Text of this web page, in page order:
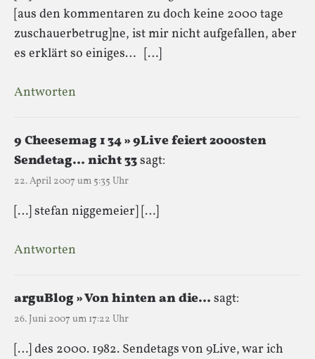
[aus den kommentaren zu doch keine 2000 tage
zuschauerbetrug]ne, ist mir nicht aufgefallen, aber
es erklärt so einiges… […]
Antworten
9 Cheesemag 1 34 » 9Live feiert 2000sten
Sendetag… nicht 33sagt:
22. April 2007 um 5:35 Uhr
[…] stefan niggemeier] […]
Antworten
arguBlog » Von hinten an die… sagt:
26. Juni 2007 um 17:22 Uhr
[…] des 2000. 1982. Sendetags von 9Live, war ich